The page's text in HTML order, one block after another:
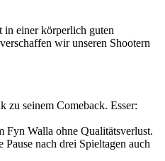
in einer körperlich guten
wir unseren Shootern
seinem Comeback. Esser:
Fyn Walla ohne Qualitätsverlust.
nach drei Spieltagen auch